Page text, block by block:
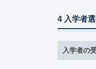
4 入学者
入学者の